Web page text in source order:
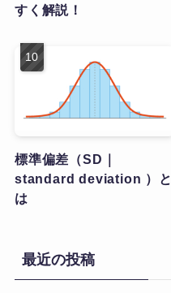
すく解説！
標準偏差（SD｜
standard deviation ）と
は
最近の投稿